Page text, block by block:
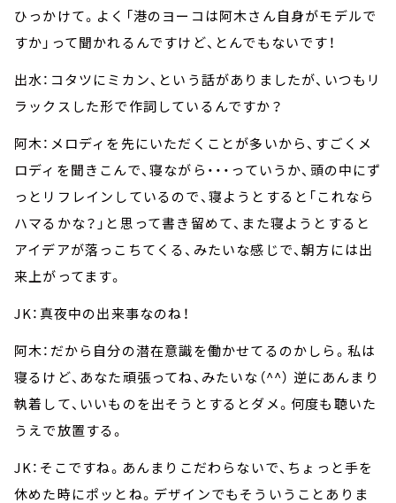
ひっかけて。よく「港のヨーコは阿木さん自身がモデルで
すか」って聞かれるんですけど、とんでもないです！
出水：コタツにミカン、という話がありましたが、いつもリ
ラックスした形で作詞しているんですか？
阿木：メロディを先にいただくことが多いから、すごくメ
ロディを聞きこんで、寝ながら・・・っていうか、頭の中にず
っとリフレインしているので、寝ようとすると「これなら
ハマるかな？」と思って書き留めて、また寝ようとすると
アイデアが落っこちてくる、みたいな感じで、朝方には出
来上がってます。
JK：真夜中の出来事なのね！
阿木：だから自分の潜在意識を働かせてるのかしら。私は
寝るけど、あなた頑張ってね、みたいな（^^） 逆にあんまり
執着して、いいものを出そうとするとダメ。何度も聴いた
うえで放置する。
JK：そこですね。あんまりこだわらないで、ちょっと手を
休めた時にポッとね。デザインでもそういうことありま